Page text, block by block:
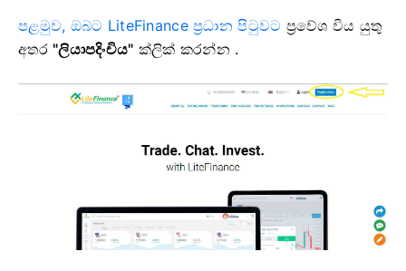
පළමුව, ඔබට LiteFinance ප්‍රධාන පිටුවට ප්‍රවේශ විය යුතු
අතර "ලියාපදිංචිය" ක්ලික් කරන්න .